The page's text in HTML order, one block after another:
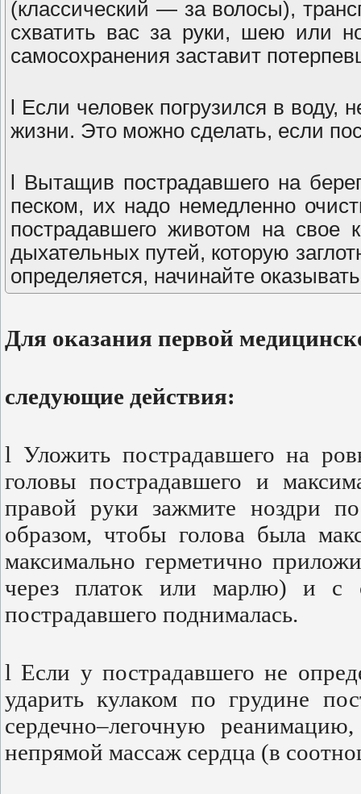
(классический — за волосы),
схватить вас за руки, шею или
самосохранения заставит
l Если человек погрузился в воду,
жизни. Это можно сделать, если
l Вытащив пострадавшего на
песком, их надо немедленно
пострадавшего животом на свое
дыхательных путей, которую
определяется, начинайте
Для оказания первой
следующие действия:
l Уложить пострадавшего на
головы пострадавшего и
правой руки зажмите ноздри
образом, чтобы голова была
максимально герметично
через платок или марлю) и с
пострадавшего поднималась.
l Если у пострадавшего не
ударить кулаком по грудине
сердечно–легочную
непрямой массаж сердца (в